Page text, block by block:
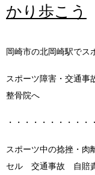
かり歩こう
岡崎市の北岡崎駅でス
スポーツ障害・交通事
整骨院へ
・・・・・・・・・
スポーツ中の捻挫・
セル 交通事故 自